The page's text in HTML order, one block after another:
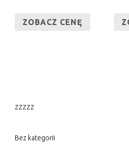
ZOBACZ CENĘ
zzzzz
Bez kategorii